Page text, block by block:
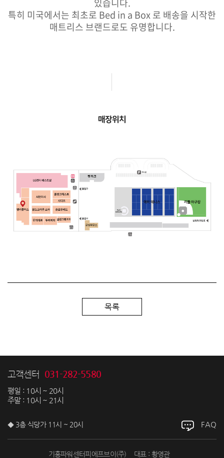
있습니다.
특히 미국에서는 최초로 Bed in a Box 로 배송을 시작한
매트리스 브랜드로도 유명합니다.
매장위치
목록
고객센터 031-282-5580
평일 : 10시 ~ 20시
주말 : 10시 ~ 21시
◆ 3층 식당가 11시 ~ 20시 FAQ
기흥파워센터피에프브이(주) 대표 : 황영관